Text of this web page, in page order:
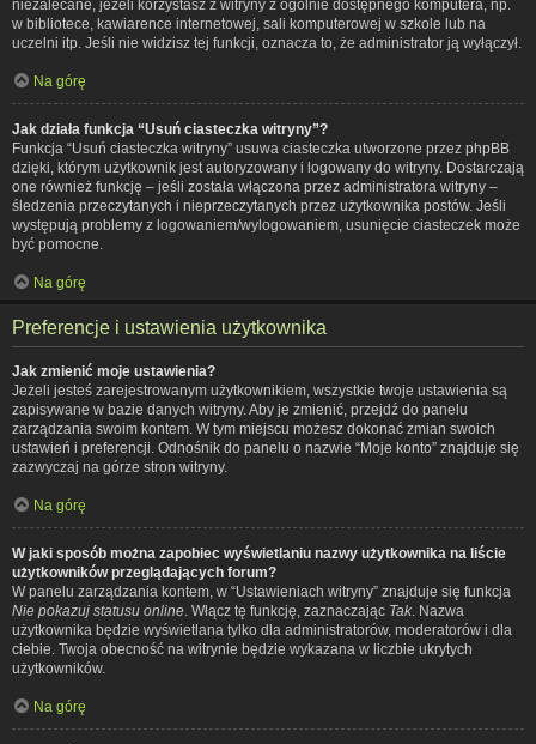
niezalecane, jeżeli korzystasz z witryny z ogólnie dostępnego komputera, np.
w bibliotece, kawiarence internetowej, sali komputerowej w szkole lub na
uczelni itp. Jeśli nie widzisz tej funkcji, oznacza to, że administrator ją wyłączył.
Na górę
Jak działa funkcja “Usuń ciasteczka witryny”?
Funkcja “Usuń ciasteczka witryny” usuwa ciasteczka utworzone przez phpBB
dzięki, którym użytkownik jest autoryzowany i logowany do witryny. Dostarczają
one również funkcję – jeśli została włączona przez administratora witryny –
śledzenia przeczytanych i nieprzeczytanych przez użytkownika postów. Jeśli
występują problemy z logowaniem/wylogowaniem, usunięcie ciasteczek może
być pomocne.
Na górę
Preferencje i ustawienia użytkownika
Jak zmienić moje ustawienia?
Jeżeli jesteś zarejestrowanym użytkownikiem, wszystkie twoje ustawienia są
zapisywane w bazie danych witryny. Aby je zmienić, przejdź do panelu
zarządzania swoim kontem. W tym miejscu możesz dokonać zmian swoich
ustawień i preferencji. Odnośnik do panelu o nazwie “Moje konto” znajduje się
zazwyczaj na górze stron witryny.
Na górę
W jaki sposób można zapobiec wyświetlaniu nazwy użytkownika na liście
użytkowników przeglądających forum?
W panelu zarządzania kontem, w “Ustawieniach witryny” znajduje się funkcja
Nie pokazuj statusu online . Włącz tę funkcję, zaznaczając Tak . Nazwa
użytkownika będzie wyświetlana tylko dla administratorów, moderatorów i dla
ciebie. Twoja obecność na witrynie będzie wykazana w liczbie ukrytych
użytkowników.
Na górę